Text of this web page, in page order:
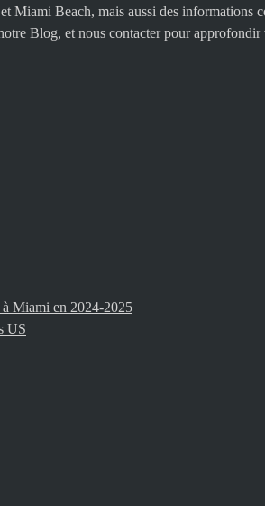
Beach, mais aussi des informations
Blog, et nous contacter pour approfondir
Miami en 2024-2025
US